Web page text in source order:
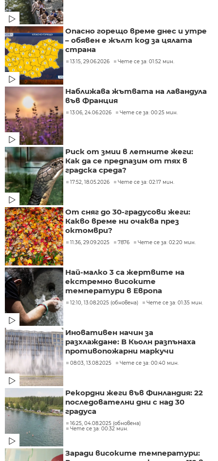
Опасно горещо време днес и утре
– обявен е жълт код за цялата
страна
13:15, 29.06.2026 Чете се за: 01:52 мин.
Наближава жътвата на лавандула
във Франция
13:06, 24.06.2026 Чете се за: 00:25 мин.
Риск от змии в летните жеги:
Как да се предпазим от тях в
градска среда?
17:52, 18.05.2026 Чете се за: 02:17 мин.
От сняг до 30-градусови жеги:
Какво време ни очаква през
октомври?
11:36, 29.09.2025 7876 Чете се за: 02:20 мин.
Най-малко 3 са жертвите на
екстремно високите
температури в Европа
12:10, 13.08.2025 (обновена) Чете се за: 01:35 мин.
Иновативен начин за
разхлаждане: В Кьолн разпънаха
противопожарни маркучи
08:03, 13.08.2025 Чете се за: 00:40 мин.
Рекордни жеги във Финландия: 22
последователни дни с над 30
градуса
16:25, 04.08.2025 (обновена)
Чете се за: 00:32 мин.
Заради високите температури: